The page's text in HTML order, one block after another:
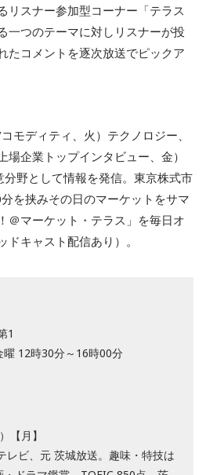
リスナー参加型コーナー「テラス
一つのテーマに対しリスナーが投
たコメントを逐次放送でピックア
モディティ、火）テクノロジー、
企業トップインタビュー、金）
野として情報を発信。東京株式市
を挟みその日のマーケットをサマ
＠マーケット・テラス」を毎日オ
キャスト配信あり）。
1
曜 12時30分～16時00分
【月】
レビ、元 茨城放送。趣味・特技は